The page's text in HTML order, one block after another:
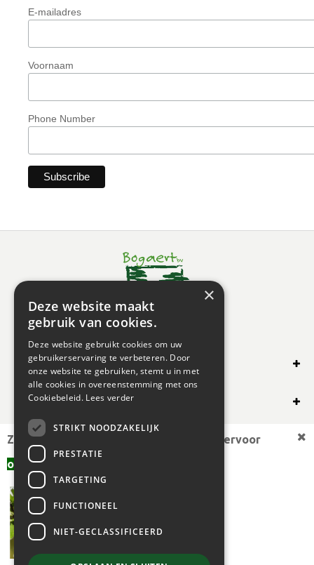
E-mailadres
Voornaam
Phone Number
SHOP ONLINE
OVERIG
OPENINGSUREN
Zoekt u een andere plantmaat,
bekijk hiervoor
offerte aanvragen
×
Deze website maakt
gebruik van cookies.
Deze website gebruikt cookies om uw
gebruikerservaring te verbeteren. Door
onze website te gebruiken, stemt u in met
alle cookies in overeenstemming met ons
Cookiebeleid. Lees verder
STRIKT NOODZAKELIJK
PRESTATIE
TARGETING
FUNCTIONEEL
NIET-GECLASSIFICEERD